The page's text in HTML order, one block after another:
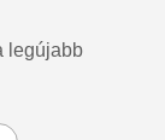
legújabb